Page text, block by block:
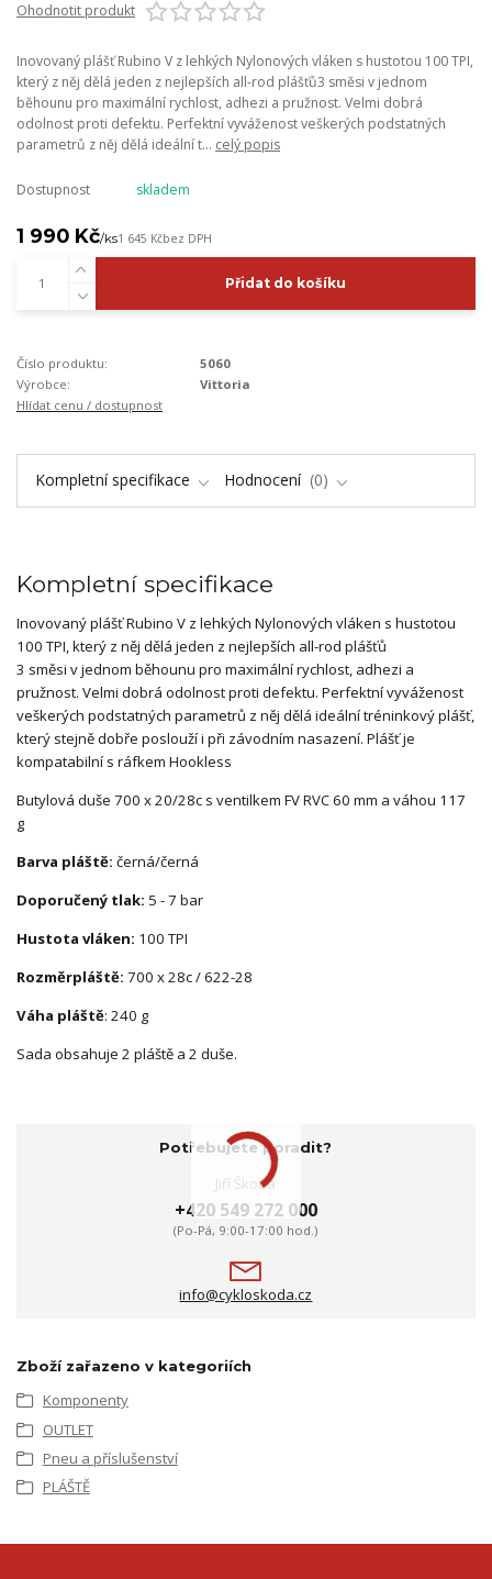
Ohodnotit produkt
Inovovaný plášť Rubino V z lehkých Nylonových vláken s hustotou 100 TPI,
který z něj dělá jeden z nejlepších all-rod plášťů3 směsi v jednom
běhounu pro maximální rychlost, adhezi a pružnost. Velmi dobrá
odolnost proti defektu. Perfektní vyváženost veškerých podstatných
parametrů z něj dělá ideální t... celý popis
Dostupnost skladem
1 990 Kč/ks1 645 Kčbez DPH
Přidat do košíku
Číslo produktu:
5060
Výrobce:
Vittoria
Hlídat cenu / dostupnost
Kompletní specifikace Hodnocení 0
Kompletní specifikace
Inovovaný plášť Rubino V z lehkých Nylonových vláken s hustotou
100 TPI, který z něj dělá jeden z nejlepších all-rod plášťů
3 směsi v jednom běhounu pro maximální rychlost, adhezi a
pružnost. Velmi dobrá odolnost proti defektu. Perfektní vyváženost
veškerých podstatných parametrů z něj dělá ideální tréninkový plášť,
který stejně dobře poslouží i při závodním nasazení. Plášť je
kompatabilní s ráfkem Hookless
Butylová duše 700 x 20/28c s ventilkem FV RVC 60 mm a váhou 117
g
Barva pláště: černá/černá
Doporučený tlak: 5 - 7 bar
Hustota vláken: 100 TPI
Rozměrpláště: 700 x 28c / 622-28
Váha pláště: 240 g
Sada obsahuje 2 pláště a 2 duše.
Potřebujete poradit?
Jiří Škoda
+420 549 272 000
(Po-Pá, 9:00-17:00 hod.)
info@cykloskoda.cz
Zboží zařazeno v kategoriích
Komponenty
OUTLET
Pneu a příslušenství
PLÁŠTĚ